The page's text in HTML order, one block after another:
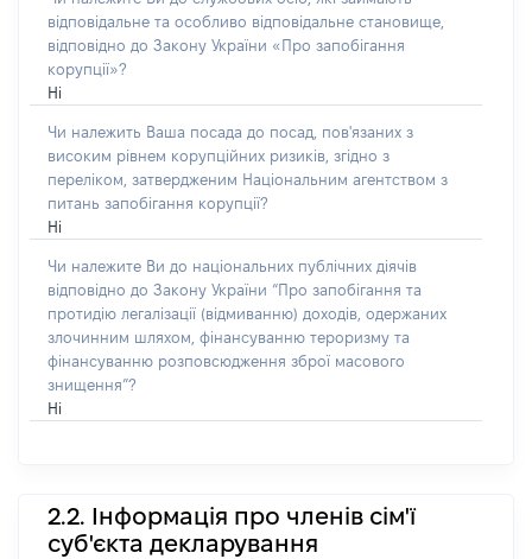
відповідальне та особливо відповідальне становище,
відповідно до Закону України «Про запобігання
корупції»?
Ні
Чи належить Ваша посада до посад, пов'язаних з
високим рівнем корупційних ризиків, згідно з
переліком, затвердженим Національним агентством з
питань запобігання корупції?
Ні
Чи належите Ви до національних публічних діячів
відповідно до Закону України “Про запобігання та
протидію легалізації (відмиванню) доходів, одержаних
злочинним шляхом, фінансуванню тероризму та
фінансуванню розповсюдження зброї масового
знищення”?
Ні
2.2. Інформація про членів сім'ї
суб'єкта декларування